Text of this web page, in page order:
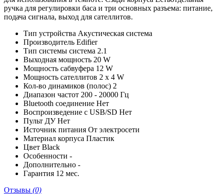
ручка для регулировки баса и три основных разъема: питание,
подача сигнала, выход для сателлитов.
Тип устройства Акустическая система
Производитель Edifier
Тип системы система 2.1
Выходная мощность 20 W
Мощность сабвуфера 12 W
Мощность сателлитов 2 x 4 W
Кол-во динамиков (полос) 2
Диапазон частот 200 - 20000 Гц
Bluetooth соединение Нет
Воспроизведение с USB/SD Нет
Пульт ДУ Нет
Источник питания От электросети
Материал корпуса Пластик
Цвет Black
Особенности -
Дополнительно -
Гарантия 12 мес.
Отзывы (0)